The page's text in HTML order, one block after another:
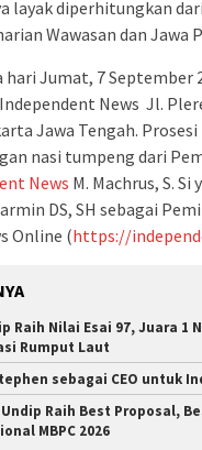
layak diperhitungkan
Wawasan dan Jawa
hari Jumat, 7 September
News Jl.
Jawa Tengah. Prosesi
nasi tumpeng dari
News M. Machrus, S.
DS, SH sebagai
Online (https://
Raih Nilai Esai 97, Juara 1
Rumput Laut
sebagai CEO untuk
Raih Best Proposal,
MBPC 2026